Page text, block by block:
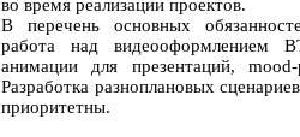
во время реализации проектов.
В перечень основных
работа над видеооформлением
анимации для презентаций,
Разработка разноплановых
приоритетны.